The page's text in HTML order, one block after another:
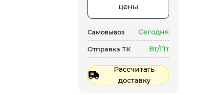
цены
Самовывоз Сегодня
Отправка ТК Вт/Пт
Рассчитать
доставку